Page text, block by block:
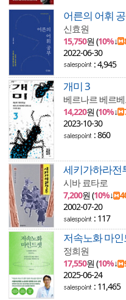
어른의 어휘
신효원
15,750원 (10%↓
2022-06-30
: 4,945
개미 3
베르나르 베르
14,220원 (10%↓
2023-10-30
: 860
세키가하라전
시바 료타로
7,200원 (10%↓
2002-07-20
: 117
저속노화 마
정희원
17,550원 (10%↓
2025-06-24
: 11,465